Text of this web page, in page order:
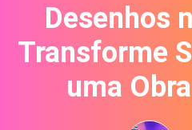
Desenhos
Transforme
uma